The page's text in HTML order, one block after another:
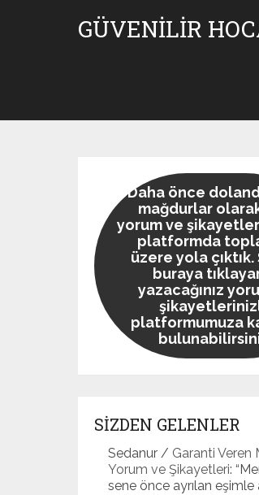
GÜVENILIR
Daha önce
mağdurlar
yorum ve
platformda
üzere yola çıktık.
buraya
yazacağınız
platformumuza
SİZDEN GELENLER
Sedanur / Garanti Veren
Yorum ve Şikayetleri: “
sene önce ayrılan eşimle